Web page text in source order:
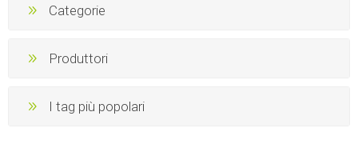
Categorie
Produttori
I tag più popolari